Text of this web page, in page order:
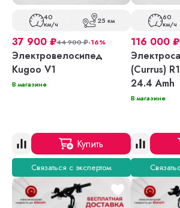
40
км/ч 25 км
37 900 ₽44 900₽-16%
Электровелосипед
Kugoo V1
В магазине
Купить
Связаться с экспертом
60
км/ч
116 000 ₽
(Currus)
24.4 Amh
В магазине